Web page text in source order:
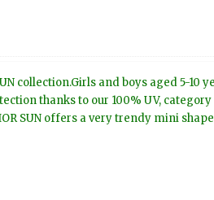
collection.Girls and boys aged 5-10
thanks to our 100% UV, category
SUN offers a very trendy mini